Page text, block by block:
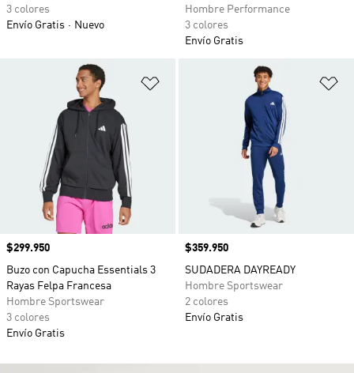
3 colores
Envío Gratis
Nuevo
Hombre Performance
3 colores
Envío Gratis
Añadir a la lista de deseos
Precio
$299.950
Buzo con Capucha Essentials 3
Rayas Felpa Francesa
Hombre Sportswear
3 colores
Envío Gratis
Precio
$359.950
SUDADERA DAYREADY
Hombre Sportswear
2 colores
Envío Gratis